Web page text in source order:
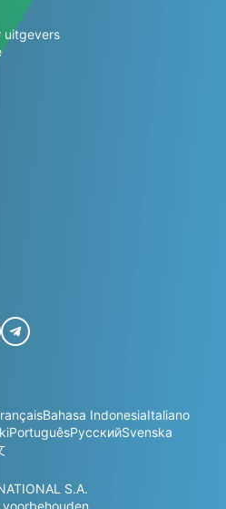
uitgevers
Bahasa IndonesiaItaliano
PortuguêsРусскийSvenska
S.A.